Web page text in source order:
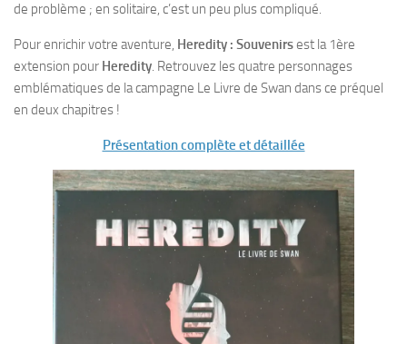
de problème ; en solitaire, c’est un peu plus compliqué.
Pour enrichir votre aventure, Heredity : Souvenirsest la 1ère
extension pour Heredity. Retrouvez les quatre personnages
emblématiques de la campagne Le Livre de Swan dans ce préquel
en deux chapitres !
Présentation complète et détaillée